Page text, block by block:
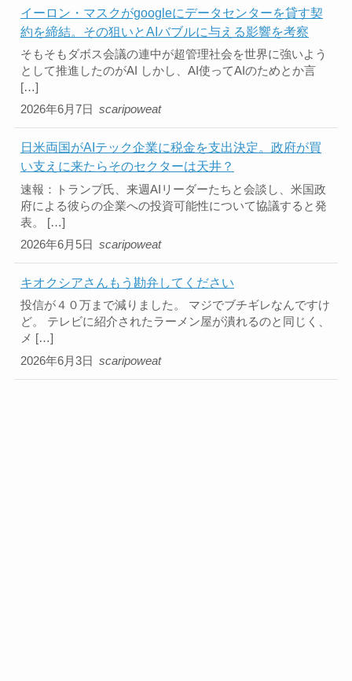
イーロン・マスクがgoogleにデータセンターを貸す契
約を締結。その狙いとAIバブルに与える影響を考察
2026年6月7日
そもそもダボス会議の連中が超管理社会を世界に強いよう
として推進したのがAI しかし、AI使ってAIのためとか言
[…]
scaripoweat
日米両国がAIテック企業に税金を支出決定。政府が買
い支えに来たらそのセクターは天井？
2026年6月5日
速報：トランプ氏、来週AIリーダーたちと会談し、米国政
府による彼らの企業への投資可能性について協議すると発
表。 […]
scaripoweat
キオクシアさんもう勘弁してください
2026年6月3日
投信が４０万まで減りました。 マジでブチギレなんですけ
ど。 テレビに紹介されたラーメン屋が潰れるのと同じく、
メ […]
scaripoweat